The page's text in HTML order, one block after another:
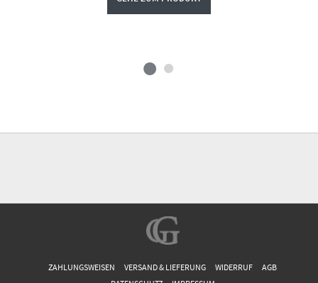
ZAHLUNGSWEISEN VERSAND & LIEFERUNG WIDERRUF
AGB